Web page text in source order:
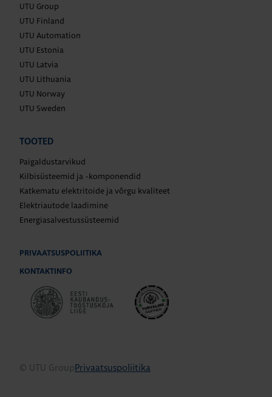
UTU Group
UTU Finland
UTU Automation
UTU Estonia
UTU Latvia
UTU Lithuania
UTU Norway
UTU Sweden
TOOTED
Paigaldustarvikud
Kilbisüsteemid ja -komponendid
Katkematu elektritoide ja võrgu kvaliteet
Elektriautode laadimine
Energiasalvestussüsteemid
PRIVAATSUSPOLIITIKA
KONTAKTINFO
© UTU GroupPrivaatsuspoliitika